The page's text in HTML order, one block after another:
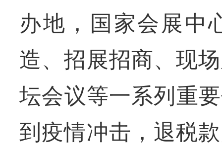
办地，国家会展中
造、招展招商、现
坛会议等一系列重
到疫情冲击，退税